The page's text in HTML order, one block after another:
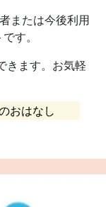
または今後利用
す。
きます。お気軽
のおはなし